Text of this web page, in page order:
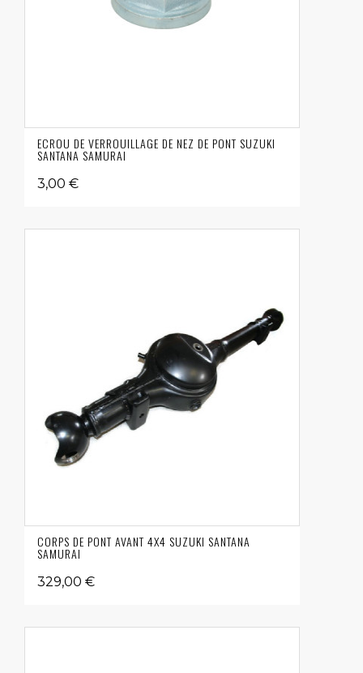
ECROU DE VERROUILLAGE DE NEZ DE PONT SUZUKI
SANTANA SAMURAI
3,00 €
CORPS DE PONT AVANT 4X4 SUZUKI SANTANA
SAMURAI
329,00 €